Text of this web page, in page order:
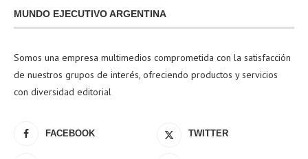
MUNDO EJECUTIVO ARGENTINA
Somos una empresa multimedios comprometida con la satisfacción
de nuestros grupos de interés, ofreciendo productos y servicios
con diversidad editorial
FACEBOOK TWITTER